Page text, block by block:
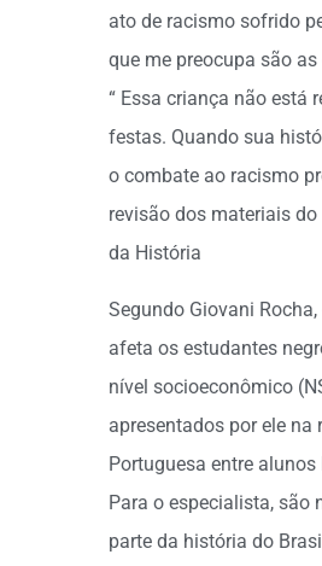
ato de racismo sofrido
que me preocupa são
“ Essa criança não está
festas. Quando sua
o combate ao racismo
revisão dos materiais
da História
Segundo Giovani
afeta os estudantes
nível socioeconômico
apresentados por ele
Portuguesa entre alunos
Para o especialista, são
parte da história do